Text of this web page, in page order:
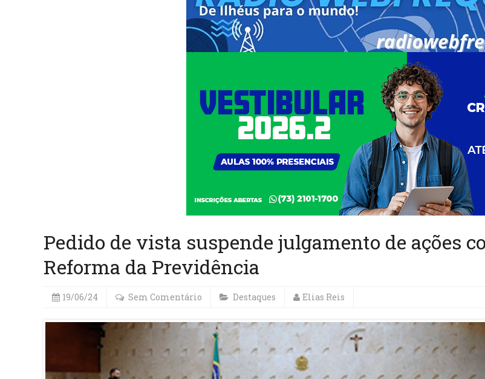
Pedido de vista suspende julgamento de ações
Reforma da Previdência
19/06/24 Sem Comentário Destaques Elias Reis